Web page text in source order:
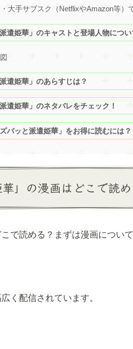
大手サブスク（NetflixやAmazon等）
派遣姫華」のキャストと登場人物につい
遣姫華」のあらすじは？
遣姫華」のネタバレをチェック！
バッと派遣姫華」をお得に読むには？
華」の漫画はどこで読
で読める？まずは漫画について
く配信されています。